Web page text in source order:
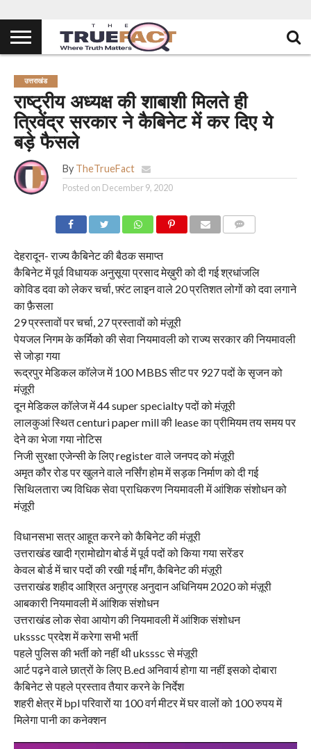
उत्तराखंड
राष्ट्रीय अध्यक्ष की शाबाशी मिलते ही
त्रिवेंद्र सरकार ने कैबिनेट में कर दिए ये
बड़े फैसले
By TheTrueFact
Posted on December 9, 2020
देहरादून- राज्य कैबिनेट की बैठक समाप्त
कैबिनेट में पूर्व विधायक अनुसूया प्रसाद मेख़ुरी को दी गई श्रधांजलि
कोविड दवा को लेकर चर्चा, फ़्रंट लाइन वाले 20 प्रतिशत लोगों को दवा लगाने
का फ़ैसला
29 प्रस्तावों पर चर्चा, 27 प्रस्तावों को मंज़ूरी
पेयजल निगम के कर्मिको की सेवा नियमावली को राज्य सरकार की नियमावली
से जोड़ा गया
रूद्रपुर मेडिकल कॉलेज में 100 MBBS सीट पर 927 पदों के सृजन को
मंज़ूरी
दून मेडिकल कॉलेज में 44 super specialty पदों को मंज़ूरी
लालकुआं स्थित centuri paper mill की lease का प्रीमियम तय समय पर
देने का भेजा गया नोटिस
निजी सुरक्षा एजेन्सी के लिए register वाले जनपद को मंज़ूरी
अमृत कौर रोड पर खुलने वाले नर्सिंग होम में सड़क निर्माण को दी गई
सिथिलतारा ज्य विधिक सेवा प्राधिकरण नियमावली में आंशिक संशोधन को
मंज़ूरी
विधानसभा सत्र आहूत करने को कैबिनेट की मंज़ूरी
उत्तराखंड खादी ग्रामोद्योग बोर्ड में पूर्व पदों को किया गया सरेंडर
केवल बोर्ड में चार पदों की रखी गई माँग, कैबिनेट की मंज़ूरी
उत्तराखंड शहीद आश्रित अनुग्रह अनुदान अधिनियम 2020 को मंज़ूरी
आबकारी नियमावली में आंशिक संशोधन
उत्तराखंड लोक सेवा आयोग की नियमावली में आंशिक संशोधन
uksssc प्रदेश में करेगा सभी भर्ती
पहले पुलिस की भर्ती को नहीं थी uksssc से मंज़ूरी
आर्ट पढ़ने वाले छात्रों के लिए B.ed अनिवार्य होगा या नहीं इसको दोबारा
कैबिनेट से पहले प्रस्ताव तैयार करने के निर्देश
शहरी क्षेत्र में bpl परिवारों या 100 वर्ग मीटर में घर वालों को 100 रुपय में
मिलेगा पानी का कनेक्शन